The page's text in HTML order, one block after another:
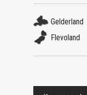
Gelderland
Flevoland